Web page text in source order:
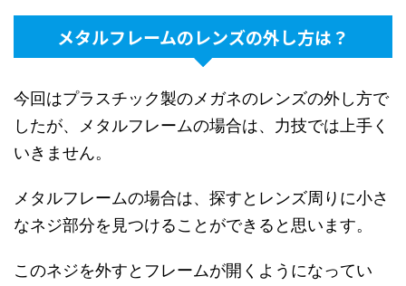
メタルフレームのレンズの外し方は？
今回はプラスチック製のメガネのレンズの外し方で
したが、メタルフレームの場合は、力技では上手く
いきません。
メタルフレームの場合は、探すとレンズ周りに小さ
なネジ部分を見つけることができると思います。
このネジを外すとフレームが開くようになってい